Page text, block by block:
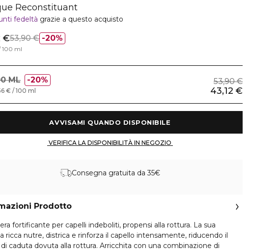
Reconstituant
fedeltà grazie a questo acquisto
20%
€53,90 €
100 ml
ML 20% 53,90 €
43,12 €
€ / 100 ml
Consegna gratuita da 35€
Prodotto
fortificante per capelli indeboliti, propensi alla rottura. La sua
ricca nutre, districa e rinforza il capello intensamente, riducendo il
di caduta dovuta alla rottura. Arricchita con una combinazione di